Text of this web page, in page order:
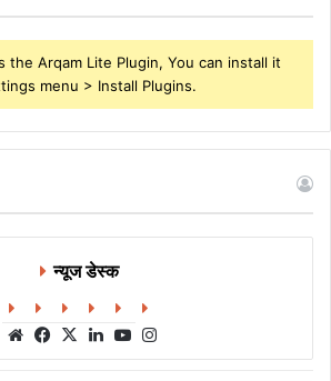
the Arqam Lite Plugin, You can install it
menu > Install Plugins.
न्यूज डेस्क
WebsiteFacebook
X LinkedInYouTube